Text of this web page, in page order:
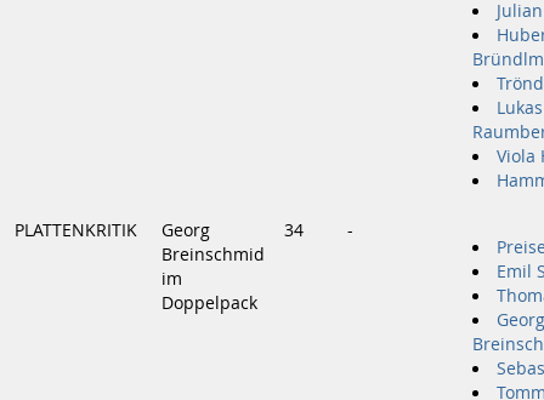
Lukas
Viola
PLATTENKRITIK
Georg
Breinschmid
im
Doppelpack
34 -
Emil
Georg